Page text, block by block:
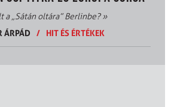
a „Sátán oltára” Berlinbe?»
ÁRPÁD
/ HIT ÉS ÉRTÉKEK